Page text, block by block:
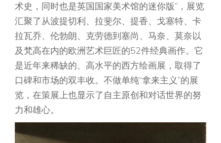
术史，同时也是英国国家美术馆的迷你版”，展览
汇聚了从波提切利、拉斐尔、提香、戈塞特、卡
拉瓦乔、伦勃朗、克劳德到塞尚、马奈、莫奈以
及梵高在内的欧洲艺术巨匠的52件经典画作。它
是近年来稀缺的、高水平的西方绘画展，取得了
口碑和市场的双丰收。不做单纯“拿来主义”的展
览，在策展上也显示了自主原创和对话世界的努
力和雄心。